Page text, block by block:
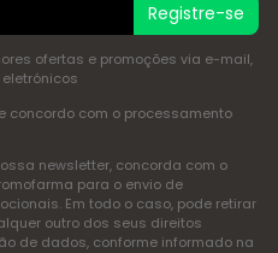
Registre-se
ofertas e promoções via e-mail,
concordo com o processamento
newsletter, concorda com o
para o envio de
Em todo o caso, pode retirar
outro dos seus direitos
de dados, conforme informado na